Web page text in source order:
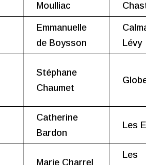
Moulliac
Emmanuelle
de Boysson
Lévy
Stéphane
Chaumet
Catherine
Bardon
Les
Marie Charrel
Les